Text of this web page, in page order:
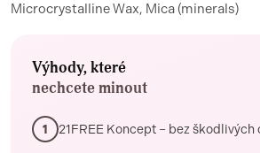
Microcrystalline Wax, Mica (minerals)
Výhody, které
nechcete minout
1 21FREE Koncept – bez